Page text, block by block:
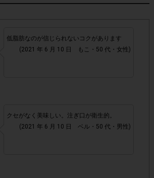
お店以外の店舗でもご購入いただけま
載期間内のアンケート回答が可能です。
メを含め、1つのアンケートにつき1人1
ただいております。
低脂肪なのが信じられないコクがあります
(2021 年 6 月 10 日 もこ・50 代・女性)
クセがなく美味しい。注ぎ口が衛生的。
(2021 年 6 月 10 日 ベル・50 代・男性)